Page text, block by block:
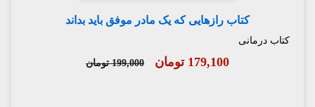
کتاب رازهایی که یک مادر موفق باید بداند
کتاب درمانی
179,100 تومان 199,000 تومان